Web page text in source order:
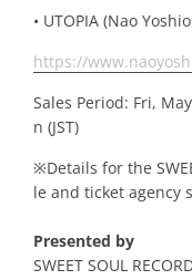
• UTOPIA (Nao
https://
Sales Period: Fri,
n (JST)
※Details for the
le and ticket agency
Presented by
SWEET SOUL